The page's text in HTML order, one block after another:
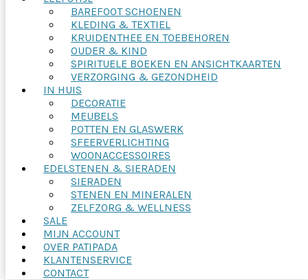
BAREFOOT SCHOENEN
KLEDING & TEXTIEL
KRUIDENTHEE EN TOEBEHOREN
OUDER & KIND
SPIRITUELE BOEKEN EN ANSICHTKAARTEN
VERZORGING & GEZONDHEID
IN HUIS
DECORATIE
MEUBELS
POTTEN EN GLASWERK
SFEERVERLICHTING
WOONACCESSOIRES
EDELSTENEN & SIERADEN
SIERADEN
STENEN EN MINERALEN
ZELFZORG & WELLNESS
SALE
MIJN ACCOUNT
OVER PATIPADA
KLANTENSERVICE
CONTACT